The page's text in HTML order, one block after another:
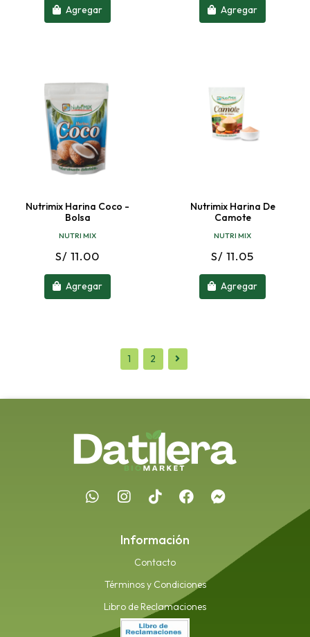
Agregar Agregar
Nutrimix Harina Coco -
Bolsa
NUTRI MIX
S/ 11.00
Agregar
Nutrimix Harina De
Camote
NUTRI MIX
S/ 11.05
Agregar
1 2
Información
Contacto
Términos y Condiciones
Libro de Reclamaciones